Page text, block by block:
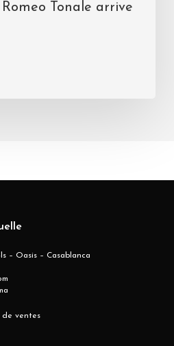
Tonale arrive
– Oasis – Casablanca
de ventes